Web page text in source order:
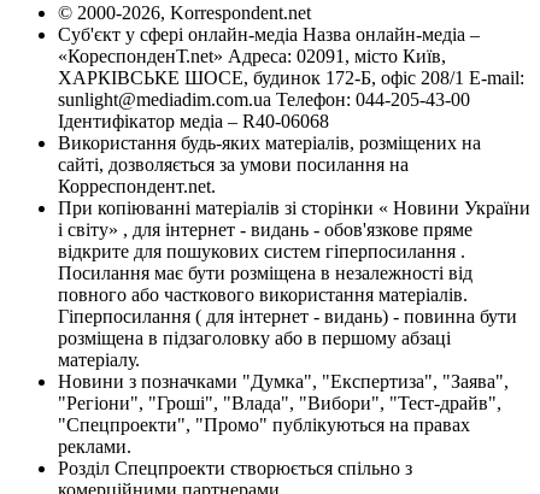
© 2000-2026, Korrespondent.net
Суб'єкт у сфері онлайн-медіа Назва онлайн-медіа –
«КореспонденТ.net» Адреса: 02091, місто Київ,
ХАРКІВСЬКЕ ШОСЕ, будинок 172-Б, офіс 208/1 E-mail:
sunlight@mediadim.com.ua Телефон: 044-205-43-00
Ідентифікатор медіа – R40-06068
Використання будь-яких матеріалів, розміщених на
сайті, дозволяється за умови посилання на
Корреспондент.net.
При копіюванні матеріалів зі сторінки « Новини України
і світу» , для інтернет - видань - обов'язкове пряме
відкрите для пошукових систем гіперпосилання .
Посилання має бути розміщена в незалежності від
повного або часткового використання матеріалів.
Гіперпосилання ( для інтернет - видань) - повинна бути
розміщена в підзаголовку або в першому абзаці
матеріалу.
Новини з позначками "Думка", "Експертиза", "Заява",
"Регіони", "Гроші", "Влада", "Вибори", "Тест-драйв",
"Спецпроекти", "Промо" публікуються на правах
реклами.
Розділ Спецпроекти створюється спільно з
комерційними партнерами.